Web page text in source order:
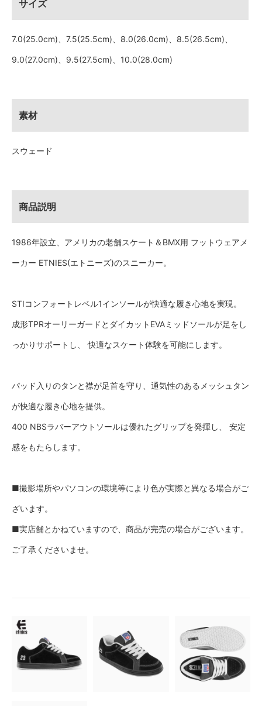
サイズ
7.0(25.0cm)、7.5(25.5cm)、8.0(26.0cm)、8.5(26.5cm)、
9.0(27.0cm)、9.5(27.5cm)、10.0(28.0cm)
素材
スウェード
商品説明
1986年設立、アメリカの老舗スケート＆BMX用 フットウェアメ
ーカー ETNIES(エトニーズ)のスニーカー。
STIコンフォートレベル1インソールが快適な履き心地を実現。
成形TPRオーリーガードとダイカットEVAミッドソールが足をし
っかりサポートし、 快適なスケート体験を可能にします。
パッド入りのタンと襟が足首を守り、通気性のあるメッシュタン
が快適な履き心地を提供。
400 NBSラバーアウトソールは優れたグリップを発揮し、 安定
感をもたらします。
■撮影場所やパソコンの環境等により色が実際と異なる場合がご
ざいます。
■実店舗とかねていますので、商品が完売の場合がございます。
ご了承くださいませ。